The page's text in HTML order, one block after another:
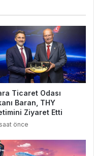
Ticaret Odası
Baran, THY
Ziyaret Etti
önce